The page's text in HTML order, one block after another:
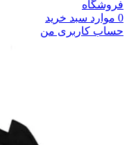
فروشگاه
0 موارد سبد خرید
حساب کاربری من